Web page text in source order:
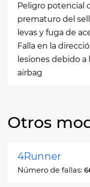
Peligro potencial
prematuro del
levas y fuga de
Falla en la
lesiones debido a
airbag
Otros
4Runner
Número de fallas: